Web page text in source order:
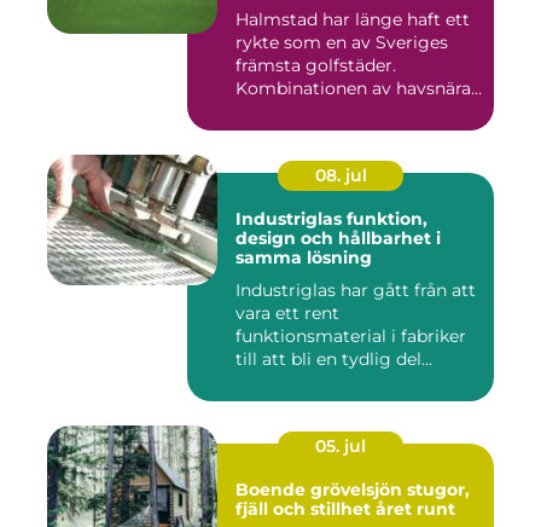
Halmstad har länge haft ett
rykte som en av Sveriges
främsta golfstäder.
Kombinationen av havsnära
08. jul
Industriglas funktion,
design och hållbarhet i
samma lösning
Industriglas har gått från att
vara ett rent
funktionsmaterial i fabriker
till att bli en tydlig del...
05. jul
Boende grövelsjön stugor,
fjäll och stillhet året runt